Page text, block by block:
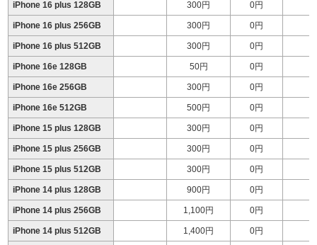
iPhone 16 plus 128GB 300円 0円
iPhone 16 plus 256GB 300円 0円
iPhone 16 plus 512GB 300円 0円
iPhone 16e 128GB 50円 0円
iPhone 16e 256GB 300円 0円
iPhone 16e 512GB 500円 0円
iPhone 15 plus 128GB 300円 0円
iPhone 15 plus 256GB 300円 0円
iPhone 15 plus 512GB 300円 0円
iPhone 14 plus 128GB 900円 0円
iPhone 14 plus 256GB 1,100円 0円
iPhone 14 plus 512GB 1,400円 0円